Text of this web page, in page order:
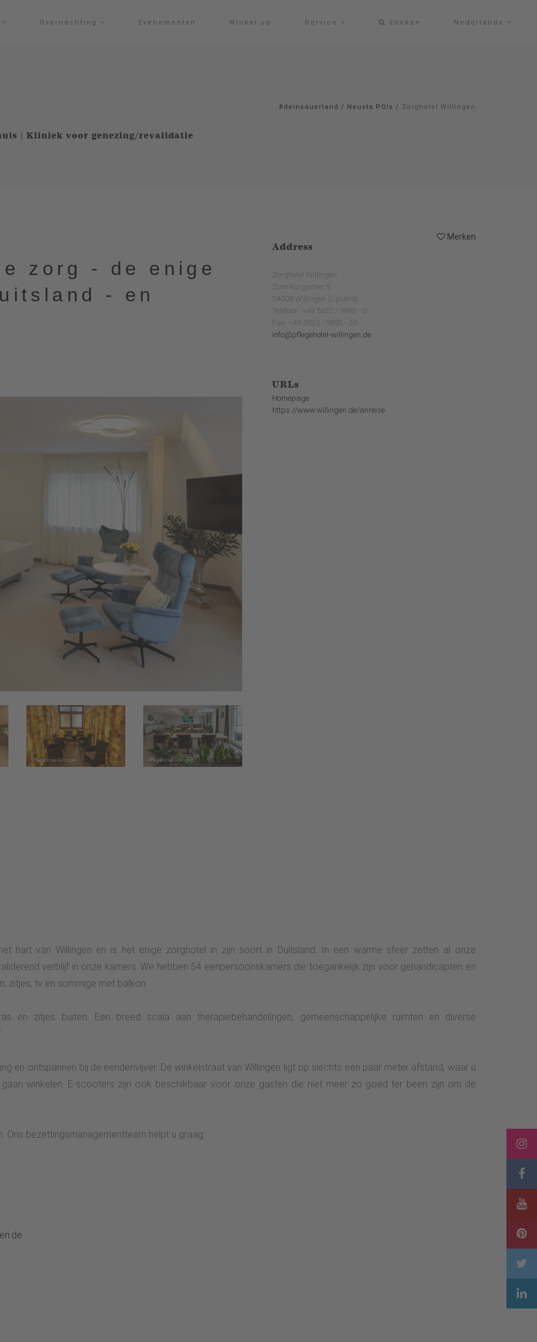
Overnachting Evenementen Winkel op Service Zoeken Nederlands
| Kliniek voor genezing/revalidatie
#deinsauerland / Neusta POIs / Zorghotel Willingen
Merken
zorg - de enige
- en
Address
Zorghotel Willingen
Zum Kurgarten 9
34508 Willingen (Upland)
Telefoon: +49 5632 / 9893 - 0
Fax: +49 5632 / 9893 - 30
info@pflegehotel-willingen.de
URLs
Homepage
https://www.willingen.de/anreise
hart van Willingen en is het enige zorghotel in zijn soort in Duitsland. In een warme sfeer zetten al onze
verblijf in onze kamers. We hebben 54 eenpersoonskamers die toegankelijk zijn voor gehandicapten en
zitjes, tv en sommige met balkon.
zitjes buiten. Een breed scala aan therapiebehandelingen, gemeenschappelijke ruimten en diverse
en ontspannen bij de eendenvijver. De winkelstraat van Willingen ligt op slechts een paar meter afstand, waar u
winkelen. E-scooters zijn ook beschikbaar voor onze gasten die niet meer zo goed ter been zijn om de
Ons bezettingsmanagementteam helpt u graag: